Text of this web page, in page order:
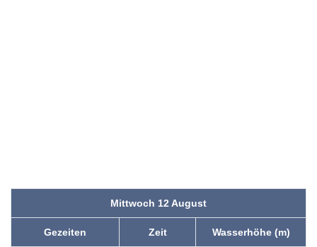
Mittwoch 12 August
Gezeiten Zeit Wasserhöhe (m)